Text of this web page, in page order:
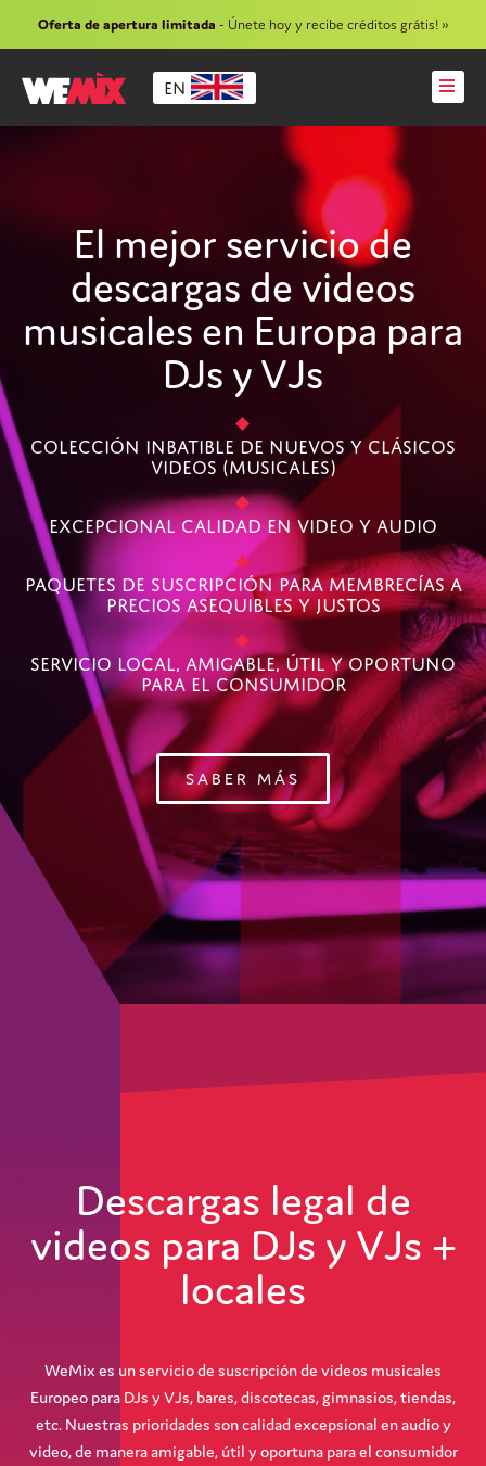
Oferta de apertura limitada - Únete hoy y recibe créditos grátis! »
EN
El mejor servicio de
descargas de videos
musicales en Europa para
DJs y VJs
Colección inbatible de nuevos y clásicos
videos (musicales)
Excepcional calidad en video y audio
Paquetes de suscripción para membrecías a
precios asequibles y justos
Servicio local, amigable, útil y oportuno
para el consumidor
SABER MÁS
Descargas legal de
videos para DJs y VJs +
locales
WeMix es un servicio de suscripción de videos musicales
Europeo para DJs y VJs, bares, discotecas, gimnasios, tiendas,
etc. Nuestras prioridades son calidad excepsional en audio y
video, de manera amigable, útil y oportuna para el consumidor